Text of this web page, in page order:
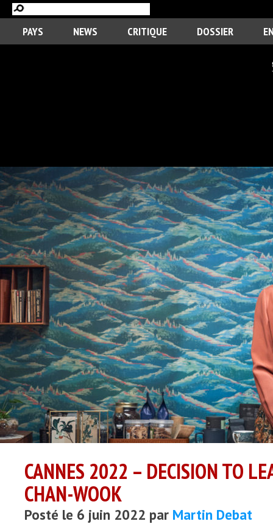
PAYS NEWS CRITIQUE DOSSIER
CANNES 2022 – DECISION TO
CHAN-WOOK
Posté le 6 juin 2022 par Martin Debat